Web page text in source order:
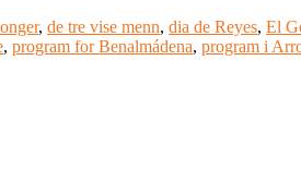
, de tre vise menn, dia de Reyes, El
, program for Benalmádena, program i